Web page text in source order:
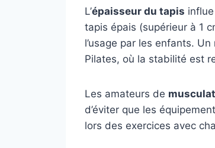
L’épaisseur du tapis
tapis épais (supérieur à 1
l’usage par les enfants.
Pilates, où la stabilité est
Les amateurs de
d’éviter que les
lors des exercices avec